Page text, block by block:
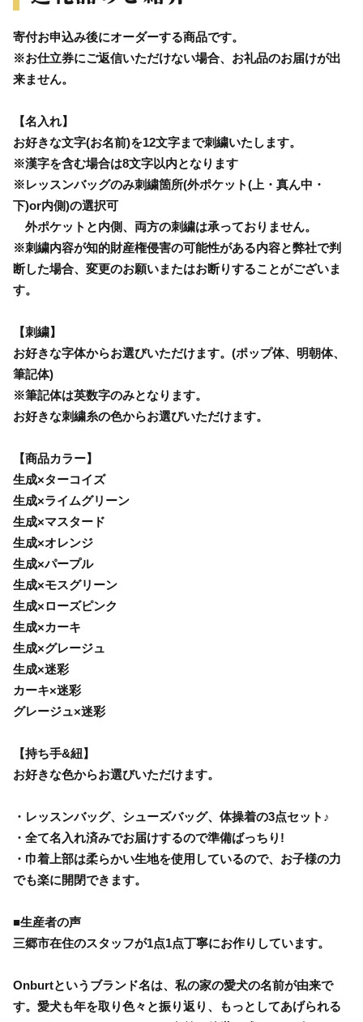
寄付お申込み後にオーダーする商品です。
※お仕立券にご返信いただけない場合、お礼品のお届けが出
来ません。
【名入れ】
お好きな文字(お名前)を12文字まで刺繍いたします。
※漢字を含む場合は8文字以内となります
※レッスンバッグのみ刺繍箇所(外ポケット(上・真ん中・
下)or内側)の選択可
外ポケットと内側、両方の刺繍は承っておりません。
※刺繍内容が知的財産権侵害の可能性がある内容と弊社で判
断した場合、変更のお願いまたはお断りすることがございま
す。
【刺繍】
お好きな字体からお選びいただけます。(ポップ体、明朝体、
筆記体)
※筆記体は英数字のみとなります。
お好きな刺繍糸の色からお選びいただけます。
【商品カラー】
生成×ターコイズ
生成×ライムグリーン
生成×マスタード
生成×オレンジ
生成×パープル
生成×モスグリーン
生成×ローズピンク
生成×カーキ
生成×グレージュ
生成×迷彩
カーキ×迷彩
グレージュ×迷彩
【持ち手&紐】
お好きな色からお選びいただけます。
・レッスンバッグ、シューズバッグ、体操着の3点セット♪
・全て名入れ済みでお届けするので準備ばっちり!
・巾着上部は柔らかい生地を使用しているので、お子様の力
でも楽に開閉できます。
■生産者の声
三郷市在住のスタッフが1点1点丁寧にお作りしています。
Onburtというブランド名は、私の家の愛犬の名前が由来で
す。愛犬も年を取り色々と振り返り、もっとしてあげられる